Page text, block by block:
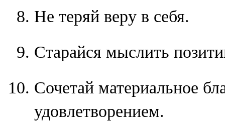
Не теряй веру в себя.
Старайся мыслить
Сочетай материальное
удовлетворением.